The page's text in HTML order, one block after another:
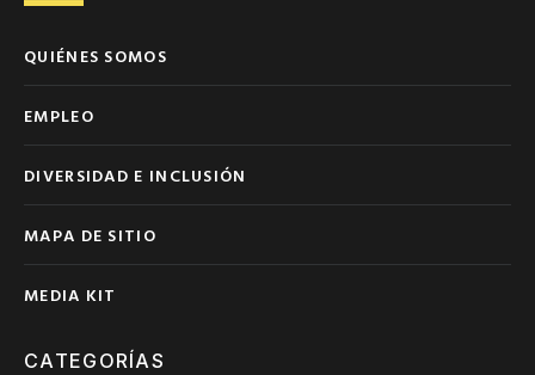
QUIÉNES SOMOS
EMPLEO
DIVERSIDAD E INCLUSIÓN
MAPA DE SITIO
MEDIA KIT
CATEGORÍAS